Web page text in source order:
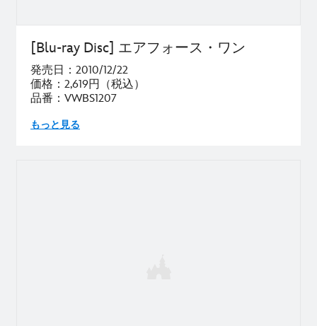
[Blu-ray Disc] エアフォース・ワン
発売日：2010/12/22
価格：2,619円（税込）
品番：VWBS1207
もっと見る